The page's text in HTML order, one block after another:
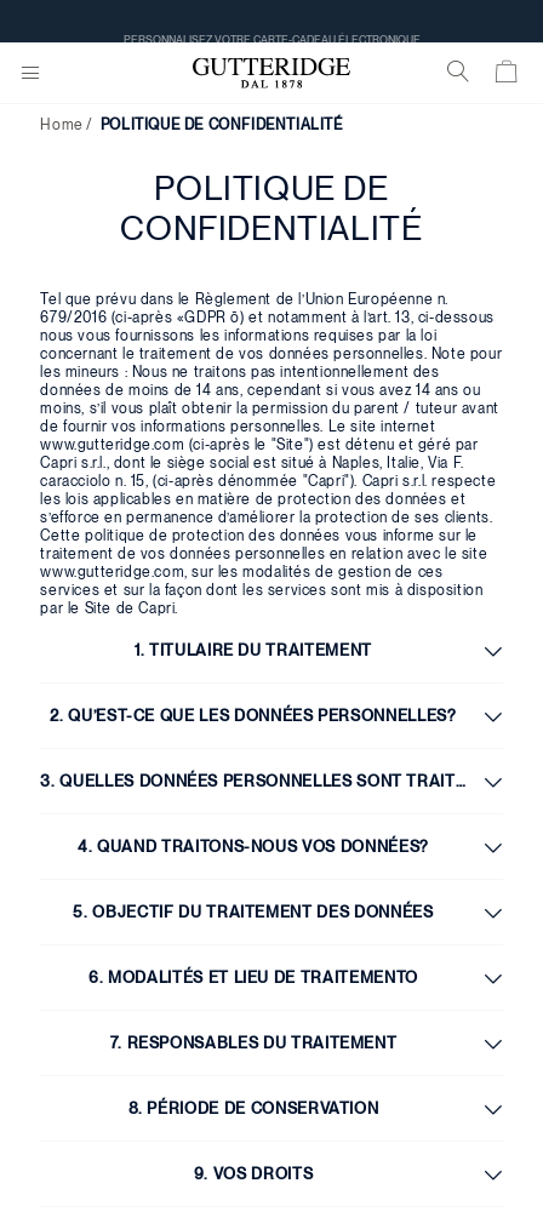
Home POLITIQUE DE CONFIDENTIALITÉ
POLITIQUE DE
CONFIDENTIALITÉ
Tel que prévu dans le Règlement de l’Union Européenne n.
679/2016 (ci-après «GDPR ō) et notamment à l’art. 13, ci-dessous
nous vous fournissons les informations requises par la loi
concernant le traitement de vos données personnelles. Note pour
les mineurs : Nous ne traitons pas intentionnellement des
données de moins de 14 ans, cependant si vous avez 14 ans ou
moins, s’il vous plaît obtenir la permission du parent / tuteur avant
de fournir vos informations personnelles. Le site internet
www.gutteridge.com (ci-après le "Site") est détenu et géré par
Capri s.r.l., dont le siège social est situé à Naples, Italie, Via F.
caracciolo n. 15, (ci-après dénommée "Capri"). Capri s.r.l. respecte
les lois applicables en matière de protection des données et
s’efforce en permanence d’améliorer la protection de ses clients.
Cette politique de protection des données vous informe sur le
traitement de vos données personnelles en relation avec le site
www.gutteridge.com, sur les modalités de gestion de ces
services et sur la façon dont les services sont mis à disposition
par le Site de Capri.
1. TITULAIRE DU TRAITEMENT
2. QU’EST-CE QUE LES DONNÉES PERSONNELLES?
3. QUELLES DONNÉES PERSONNELLES SONT TRAITÉES?
4. QUAND TRAITONS-NOUS VOS DONNÉES?
5. OBJECTIF DU TRAITEMENT DES DONNÉES
6. MODALITÉS ET LIEU DE TRAITEMENTO
7. RESPONSABLES DU TRAITEMENT
8. PÉRIODE DE CONSERVATION
9. VOS DROITS